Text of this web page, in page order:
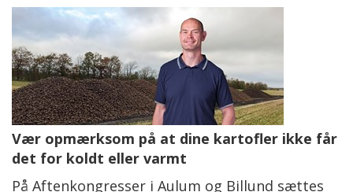
Vær opmærksom på at dine kartofler ikke får
det for koldt eller varmt
På Aftenkongresser i Aulum og Billund sættes